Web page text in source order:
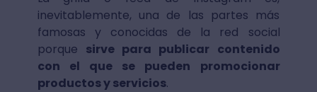
inevitablemente, una de las partes más
famosas y conocidas de la red social
porque sirve para publicar contenido
con el que se pueden promocionar
productos y servicios.